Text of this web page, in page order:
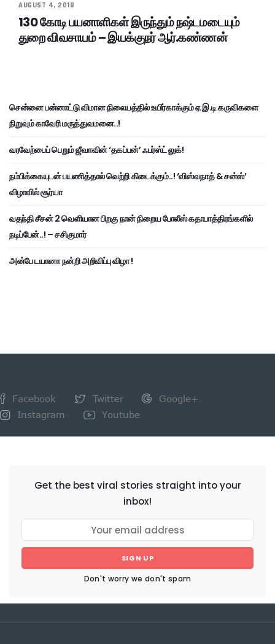
AUGUST 4, 2018
130 கோடி பயனாளிகள் இருந்தும் நஷ்டமடையும்
துறை விவசாயம் – இயக்குநர் ஆர்.கண்ணன்
சென்னை பன்னாட்டு விமான நிலையத்தில் உயிர்காக்கும் ஏ.இ.டி கருவிகளை
நிறுவும் காவேரி மருத்துவமனை..!
வரவேற்பைப் பெறும் ஜீவாவின் ‘தகப்பன்’ ஃபர்ஸ்ட் லுக்!
நம்பிக்கையுடன் பயணித்தால் வெற்றி கிடைக்கும்..! ‘விஸ்வநாத் & சன்ஸ்’
விழாவில் சூர்யா
வதந்தி சீசன் 2 வெளியான பிறகு நான் நிறைய போலீஸ் கதாபாத்திரங்களில்
நடிப்பேன்..! – சசிகுமார்
அன்பே டயானா நன்றி அறிவிப்பு விழா !
Facebook Twitter
Google+
Instagram
Youtube
Get the best viral stories straight into your
inbox!
SIGN UP
Don't worry we don't spam